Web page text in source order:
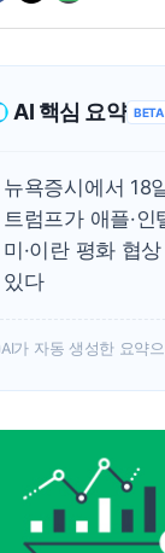
AI 핵심 요약 BETA
뉴욕증시에서 18
트럼프가 애플·
미·이란 평화 협
있다
AI가 자동 생성한 요약